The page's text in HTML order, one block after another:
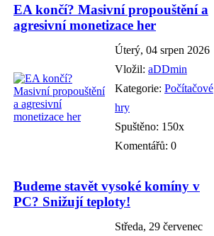
EA končí? Masivní propouštění a
agresivní monetizace her
Úterý, 04 srpen 2026
Vložil: aDDmin
Kategorie: Počítačové
hry
Spuštěno: 150x
Komentářů: 0
Budeme stavět vysoké komíny v
PC? Snižují teploty!
Středa, 29 červenec